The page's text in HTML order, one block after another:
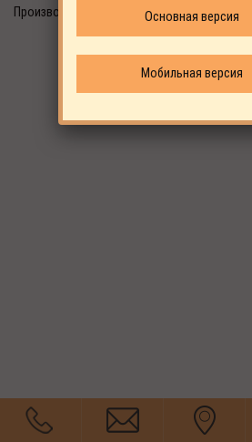
Производитель: EKOMAKОсновная версия
Мобильная версия